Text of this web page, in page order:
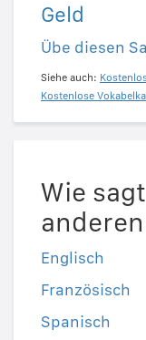
Geld
Übe diesen
Siehe auch:
Kostenlose
Wie
Englisch
Französisch
Spanisch